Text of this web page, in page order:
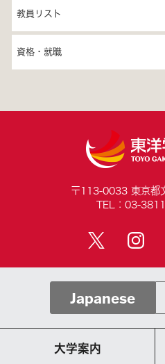
教員リスト
資格・就職
〒113-0033 東京都
TEL：03-
Japanese
大学案内